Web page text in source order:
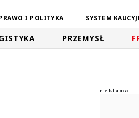
I POLITYKA SYSTEM
PRZEMYSŁ